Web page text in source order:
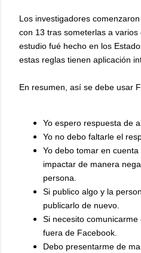
Los investigadores
con 13 tras someterlas a
estudio fué hecho en los
estas reglas tienen aplicación
En resumen, así se debe usar
Yo espero respuesta de
Yo no debo faltarle el
Yo debo tomar en
impactar de manera
persona.
Si publico algo y la
publicarlo de nuevo.
Si necesito
fuera de Facebook.
Debo presentarme de